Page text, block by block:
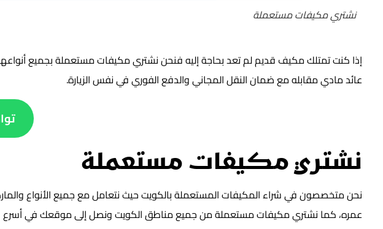
نشتري مكيفات مستعملة
إذا كنت تمتلك مكيف قديم لم تعد بحاجة إليه فنحن نشتري مكيفات مستعملة بجميع
عائد مادي مقابله مع ضمان النقل المجاني والدفع الفوري في نفس الزيارة.
نشتري مكيفات مستعملة
نحن متخصصون في شراء المكيفات المستعملة بالكويت حيث نتعامل مع جميع الأنواع
عمره، كما نشتري مكيفات مستعملة من جميع مناطق الكويت ونصل إلى موقعك في أسرع